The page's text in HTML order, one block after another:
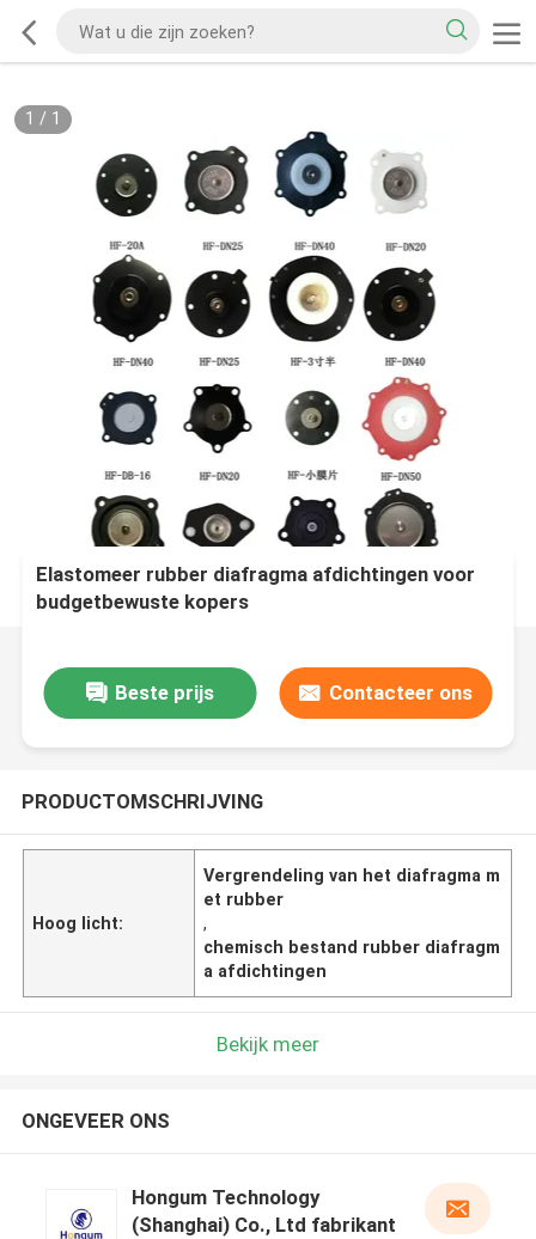
1 / 1
Elastomeer rubber diafragma afdichtingen voor
budgetbewuste kopers
Beste prijs Contacteer ons
PRODUCTOMSCHRIJVING
Hoog licht:
Vergrendeling van het diafragma m
et rubber
,
chemisch bestand rubber diafragm
a afdichtingen
Bekijk meer
ONGEVEER ONS
Hongum Technology
(Shanghai) Co., Ltd fabrikant